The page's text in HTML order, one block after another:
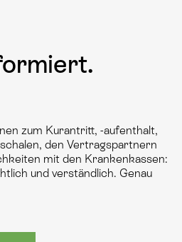
zum Kurantritt, -aufenthalt,
den Vertragspartnern
mit den Krankenkassen:
und verständlich. Genau